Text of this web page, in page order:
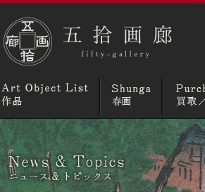
コラム ニュースとトピックス